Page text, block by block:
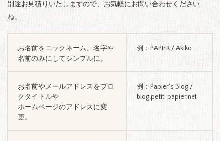
別途お見積りいたしますので、お気軽にお問い合わせください
ね。
お名前をニックネーム、名字や
名前のみにしてシンプルに。
例：PAPIER / Akiko
お名前やメールアドレスをブロ
グタイトルや
ホームページのアドレスに変
更。
例：Papier's Blog /
blog.petit-papier.net